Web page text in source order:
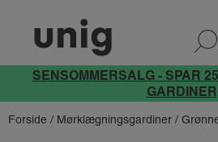
SENSOMMERSALG - SPAR
GARDINER
Forside / Mørklægningsgardiner /